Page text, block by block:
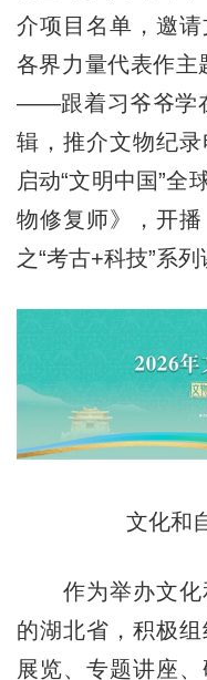
介项目名单，邀
各界力量代表作主
——跟着习爷爷学
辑，推介文物纪录
启动“文明中国”全
物修复师》，开
之“考古+科技”系列
文化和
作为举办文化
的湖北省，积极
展览、专题讲座